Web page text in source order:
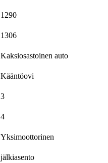
1290
1306
Kaksiosastoinen auto
Kääntöovi
3
4
Yksimoottorinen
jälkiasento